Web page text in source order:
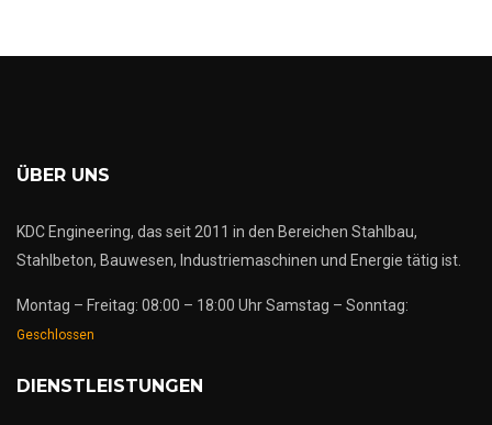
ÜBER UNS
KDC Engineering, das seit 2011 in den Bereichen Stahlbau,
Stahlbeton, Bauwesen, Industriemaschinen und Energie tätig ist.
Montag – Freitag: 08:00 – 18:00 Uhr Samstag – Sonntag:
Geschlossen
DIENSTLEISTUNGEN